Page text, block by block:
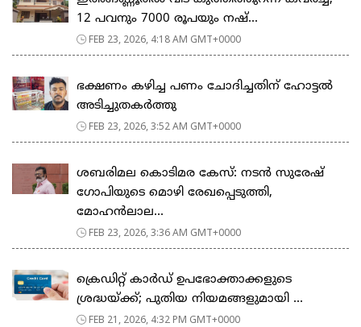
12 പവനും 7000 രൂപയും നഷ്...
FEB 23, 2026, 4:18 AM GMT+0000
ഭക്ഷണം കഴിച്ച പണം ചോദിച്ചതിന് ഹോട്ടൽ
അടിച്ചുതകർത്തു
FEB 23, 2026, 3:52 AM GMT+0000
ശബരിമല കൊടിമര കേസ്: നടൻ സുരേഷ്
ഗോപിയുടെ മൊഴി രേഖപ്പെടുത്തി,
മോഹൻലാല...
FEB 23, 2026, 3:36 AM GMT+0000
ക്രെഡിറ്റ് കാർഡ് ഉപഭോക്താക്കളുടെ
ശ്രദ്ധയ്ക്ക്; പുതിയ നിയമങ്ങളുമായി ...
FEB 21, 2026, 4:32 PM GMT+0000